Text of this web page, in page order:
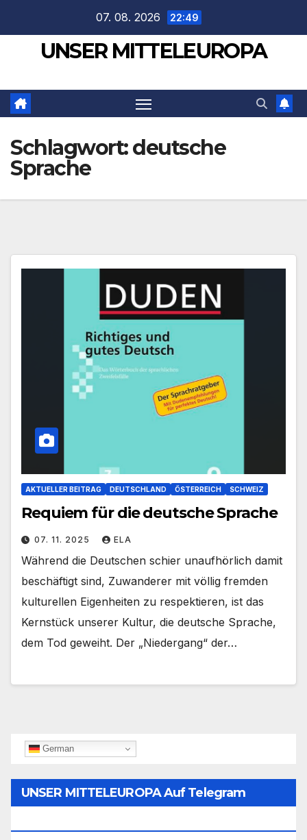
springen
07. 08. 2026 22:49
UNSER MITTELEUROPA
Schlagwort:deutsche
Sprache
AKTUELLER BEITRAG DEUTSCHLAND ÖSTERREICH SCHWEIZ
Requiem für die deutsche Sprache
07. 11. 2025 ELA
Während die Deutschen schier unaufhörlich damit
beschäftigt sind, Zuwanderer mit völlig fremden
kulturellen Eigenheiten zu respektieren, ist das
Kernstück unserer Kultur, die deutsche Sprache,
dem Tod geweiht. Der „Niedergang“ der…
German
UNSER MITTELEUROPA Auf Telegram